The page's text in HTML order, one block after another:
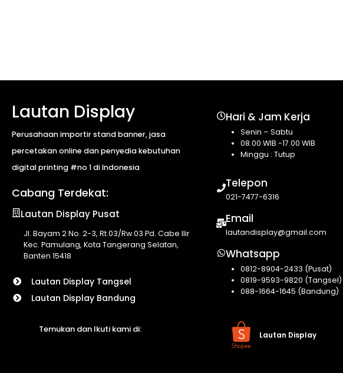
Lautan Display
Perusahaan importir stand banner, jasa
percetakan online dan penyedia kebutuhan
digital printing #no 1 di Indonesia
Cabang Terdekat:
Lautan Display Pusat
Jl. Bayam 2 No. 2-3, Rt.03/Rw.03 Pd. Cabe Ilir
Kec. Pamulang, Kota Tangerang Selatan,
Banten 15418
Lautan Display Tangsel
Lautan Display Bandung
Hari & Jam Kerja
Senin – Sabtu
08.00 WIB -17.00 WIB
Minggu : Tutup
Telepon
021-7477-6316
Email
lautandisplay@gmail.com
Whatsapp
0812-8904-2433 (Pusat)
0819-9593-9820 (Tangsel)
088-1664-1645 (Bandung)
Temukan dan Ikuti kami di:
Lautan Display